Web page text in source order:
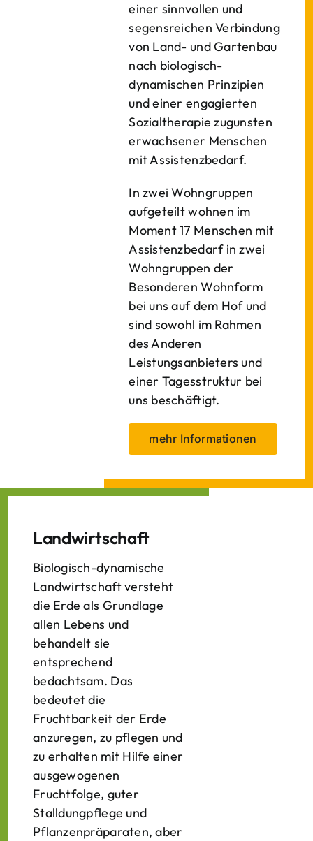
einer sinnvollen und
segensreichen Verbindung
von Land- und Gartenbau
nach biologisch-
dynamischen Prinzipien
und einer engagierten
Sozialtherapie zugunsten
erwachsener Menschen
mit Assistenzbedarf.
In zwei Wohngruppen
aufgeteilt wohnen im
Moment 17 Menschen mit
Assistenzbedarf in zwei
Wohngruppen der
Besonderen Wohnform
bei uns auf dem Hof und
sind sowohl im Rahmen
des Anderen
Leistungsanbieters und
einer Tagesstruktur bei
uns beschäftigt.
mehr Informationen
Landwirtschaft
Biologisch-dynamische
Landwirtschaft versteht
die Erde als Grundlage
allen Lebens und
behandelt sie
entsprechend
bedachtsam. Das
bedeutet die
Fruchtbarkeit der Erde
anzuregen, zu pflegen und
zu erhalten mit Hilfe einer
ausgewogenen
Fruchtfolge, guter
Stalldungpflege und
Pflanzenpräparaten, aber